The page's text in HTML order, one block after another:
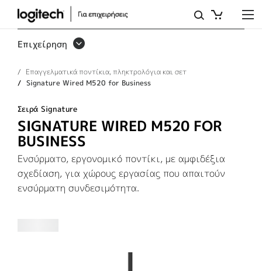
SIGNATURE
WIRED
M520
FOR
BUSINESS
Επιχείρηση
Επαγγελματικά ποντίκια, πληκτρολόγια και σετ
Signature Wired M520 for Business
Σειρά Signature
SIGNATURE WIRED M520 FOR
BUSINESS
Ενσύρματο, εργονομικό ποντίκι, με αμφιδέξια
σχεδίαση, για χώρους εργασίας που απαιτούν
ενσύρματη συνδεσιμότητα.